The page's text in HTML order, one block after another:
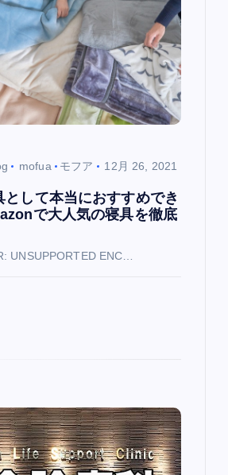
mofua モフア 12月 26, 2021
して本当におすすめでき
で大人気の寝具を徹底
UNSUPPORTED ENC…